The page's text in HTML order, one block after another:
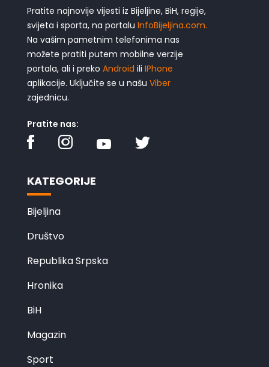
Pratite najnovije vijesti iz Bijeljine, BiH, regije,
svijeta i sporta, na portalu InfoBijeljina.com.
Na vašim pametnim telefonima nas
možete pratiti putem mobilne verzije
portala, ali i preko Android ili IPhone
aplikacije. Uključite se u našu Viber
zajednicu.
Pratite nas:
KATEGORIJE
Bijeljina
Društvo
Republika Srpska
Hronika
BiH
Magazin
Sport